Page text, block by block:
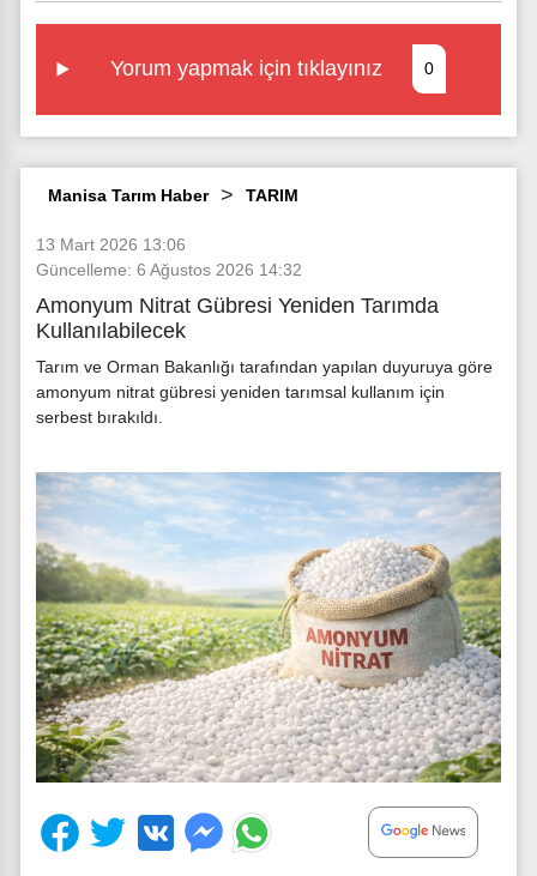
Yorum yapmak için tıklayınız 0
Manisa Tarım Haber TARIM
13 Mart 2026 13:06
Güncelleme: 6 Ağustos 2026 14:32
Amonyum Nitrat Gübresi Yeniden Tarımda
Kullanılabilecek
Tarım ve Orman Bakanlığı tarafından yapılan duyuruya göre
amonyum nitrat gübresi yeniden tarımsal kullanım için
serbest bırakıldı.